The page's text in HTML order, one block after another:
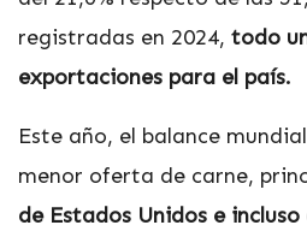
registradas en 2024, todo
exportaciones para el país.
Este año, el balance
menor oferta de carne,
de Estados Unidos e incluso